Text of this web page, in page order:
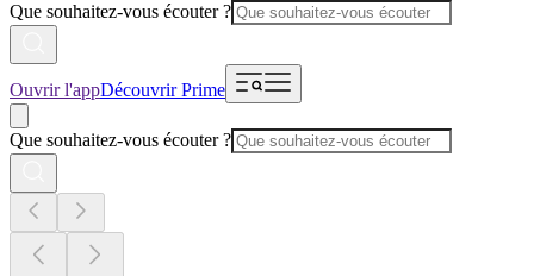
Que souhaitez-vous écouter ?
Ouvrir l'appDécouvrir Prime
Que souhaitez-vous écouter ?